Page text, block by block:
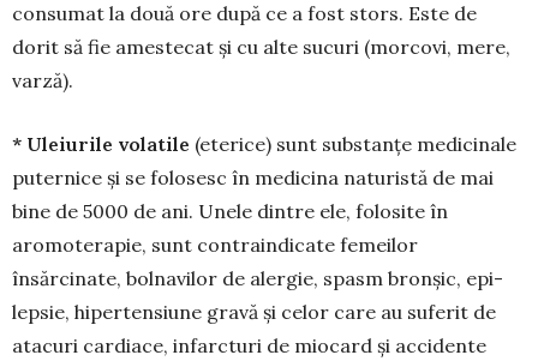
consumat la două ore după ce a fost stors. Este de
dorit să fie amestecat și cu alte sucuri (morcovi, mere,
varză).
* Uleiurile volatile (eterice) sunt substanțe medicinale
puternice și se folosesc în medicina naturistă de mai
bine de 5000 de ani. Unele dintre ele, folosite în
aromoterapie, sunt contraindicate femeilor
însărcinate, bol­navilor de alergie, spasm bronșic, epi­
lepsie, hipertensiune gravă și celor care au suferit de
atacuri cardiace, infarcturi de miocard și accidente